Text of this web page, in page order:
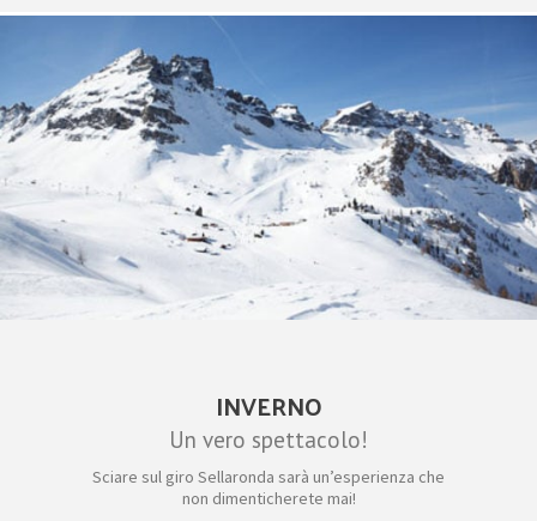
INVERNO
Un vero spettacolo!
Sciare sul giro Sellaronda sarà un’esperienza che
non dimenticherete mai!